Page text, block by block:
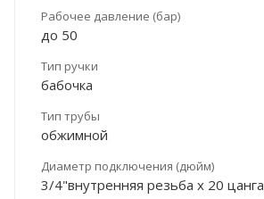
Рабочее давление (бар)
до 50
Тип ручки
бабочка
Тип трубы
обжимной
Диаметр подключения (дюйм)
3/4"внутренняя резьба х 20 цанга